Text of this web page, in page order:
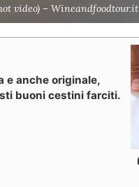
video) – Wineandfoodtour.it
e anche originale,
buoni cestini farciti.